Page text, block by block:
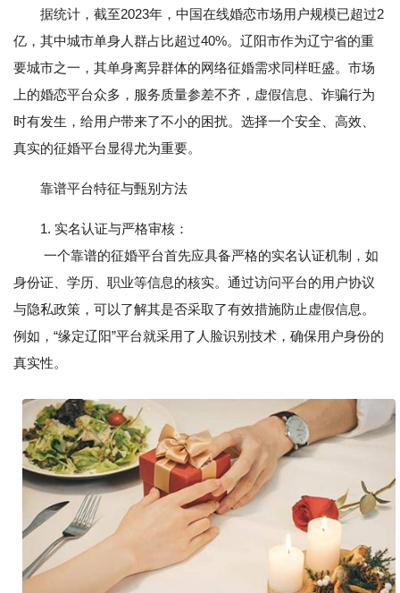
据统计，截至2023年，中国在线婚恋市场用户规模已超过2
亿，其中城市单身人群占比超过40%。辽阳市作为辽宁省的重
要城市之一，其单身离异群体的网络征婚需求同样旺盛。市场
上的婚恋平台众多，服务质量参差不齐，虚假信息、诈骗行为
时有发生，给用户带来了不小的困扰。选择一个安全、高效、
真实的征婚平台显得尤为重要。
靠谱平台特征与甄别方法
1. 实名认证与严格审核：
一个靠谱的征婚平台首先应具备严格的实名认证机制，如
身份证、学历、职业等信息的核实。通过访问平台的用户协议
与隐私政策，可以了解其是否采取了有效措施防止虚假信息。
例如，“缘定辽阳”平台就采用了人脸识别技术，确保用户身份的
真实性。